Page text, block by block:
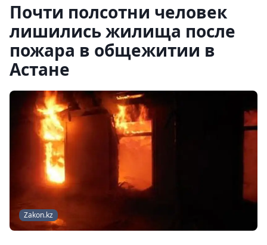
Почти полсотни человек
лишились жилища после
пожара в общежитии в
Астане
Zakon.kz